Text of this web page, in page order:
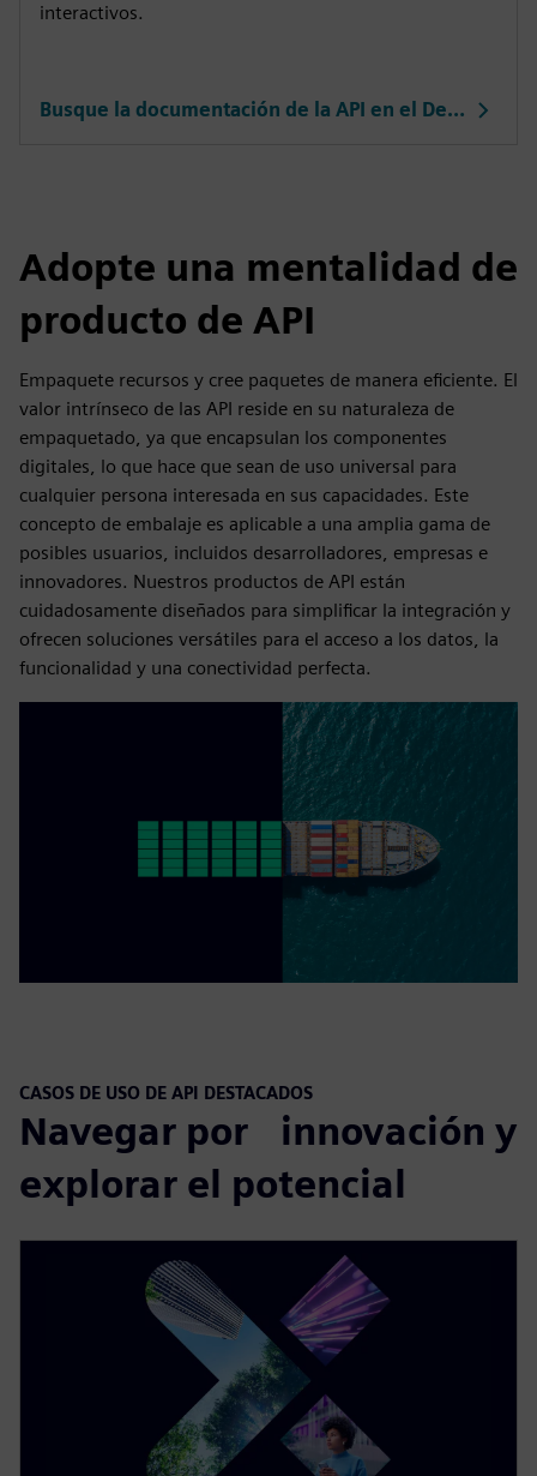
interactivos.
Busque la documentación de la API en el Developer Portal
Adopte una mentalidad de
producto de API
Empaquete recursos y cree paquetes de manera eficiente. El
valor intrínseco de las API reside en su naturaleza de
empaquetado, ya que encapsulan los componentes
digitales, lo que hace que sean de uso universal para
cualquier persona interesada en sus capacidades. Este
concepto de embalaje es aplicable a una amplia gama de
posibles usuarios, incluidos desarrolladores, empresas e
innovadores. Nuestros productos de API están
cuidadosamente diseñados para simplificar la integración y
ofrecen soluciones versátiles para el acceso a los datos, la
funcionalidad y una conectividad perfecta.
CASOS DE USO DE API DESTACADOS
Navegar por innovación y
explorar el potencial